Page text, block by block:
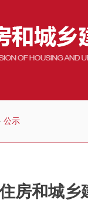
公示
住房和城